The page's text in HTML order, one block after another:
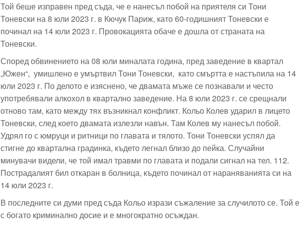
Той беше изправен пред съда, че е нанесъл побой на приятеля си Тони
Тоневски на 8 юли 2023 г. в Кючук Париж, като 60-годишният Тоневски е
починал на 14 юли 2023 г. Провокацията обаче е дошла от страната на
Тоневски.
Според обвинението на 08 юли миналата година, пред заведение в квартал
„Южен“, умишлено е умъртвил Тони Тоневски, като смъртта е настъпила на 14
юли 2023 г. По делото е изяснено, че двамата мъже се познавали и често
употребявали алкохол в квартално заведение. На 8 юли 2023 г. се срещнали
отново там, като между тях възникнал конфликт. Кольо Колев ударил в лицето
Тоневски, след което двамата излезли навън. Там Колев му нанесъл побой.
Удрял го с юмруци и ритници по главата и тялото. Тони Тоневски успял да
стигне до квартална градинка, където легнал близо до пейка. Случайни
минувачи видели, че той имал травми по главата и подали сигнал на тел. 112.
Пострадалият бил откаран в болница, където починал от нараняванията си на
14 юли 2023 г.
В последните си думи пред съда Кольо изрази съжаление за случилото се. Той е
с богато криминално досие и е многократно осъждан.